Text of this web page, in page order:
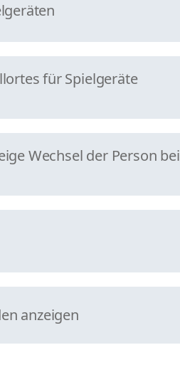
für Spielgeräte
Wechsel der Person bei
anzeigen